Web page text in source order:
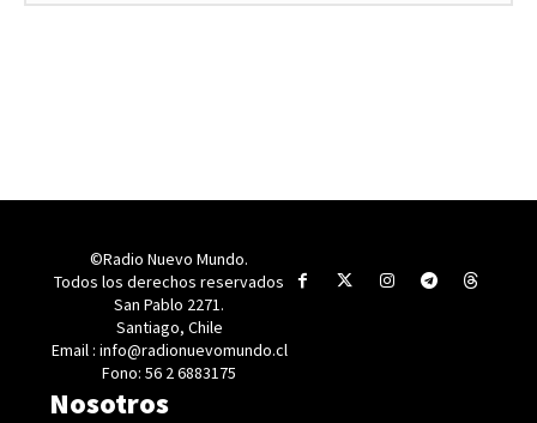
©Radio Nuevo Mundo.
Todos los derechos reservados
San Pablo 2271.
Santiago, Chile
Email : info@radionuevomundo.cl
Fono: 56 2 6883175
Nosotros